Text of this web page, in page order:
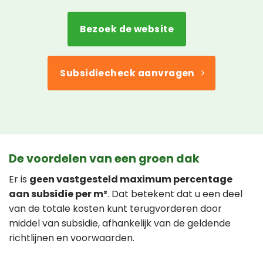
Bezoek de website
Subsidiecheck aanvragen
De voordelen van een groen dak
Er is geen vastgesteld maximum percentage
aan subsidie per m². Dat betekent dat u een deel
van de totale kosten kunt terugvorderen door
middel van subsidie, afhankelijk van de geldende
richtlijnen en voorwaarden.